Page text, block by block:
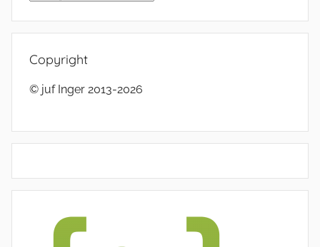
Copyright
© juf Inger 2013-2026